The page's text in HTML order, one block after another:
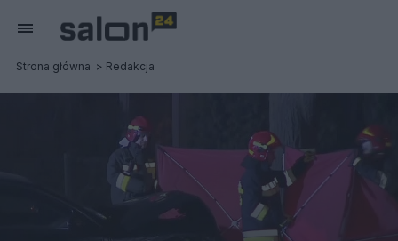
Strona główna Redakcja